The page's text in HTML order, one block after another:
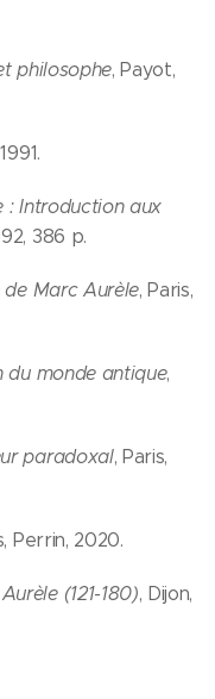
philosophe, Payot,
: Introduction aux
386 p.
Marc Aurèle, Paris,
du monde antique,
paradoxal, Paris,
Perrin, 2020.
(121-180), Dijon,